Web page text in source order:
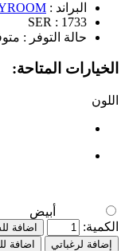
البراند :
SER : 1733
حالة التوفر :
الخيارات المتاحة:
اللون
أبيض
الكمية:
اضافة
إضافة لرغباتي
اضافة